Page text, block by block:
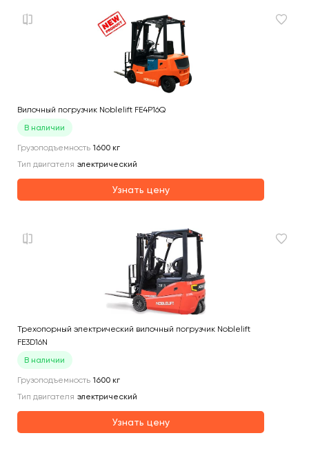
Вилочный погрузчик Noblelift FE4P16Q
В наличии
Грузоподъемность 1600 кг
Тип двигателя электрический
Узнать цену
Трехопорный электрический вилочный погрузчик Noblelift
FE3D16N
В наличии
Грузоподъемность 1600 кг
Тип двигателя электрический
Узнать цену